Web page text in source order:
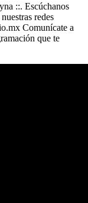
::. Escúchanos
redes
Comunícate a
que te